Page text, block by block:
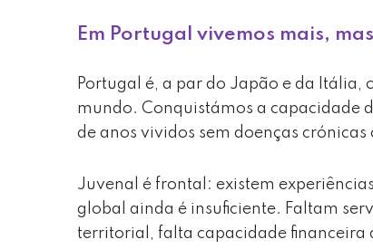
Em Portugal vivemos mais,
Portugal é, a par do Japão e da
mundo. Conquistámos a capacidade
de anos vividos sem doenças
Juvenal é frontal: existem
global ainda é insuficiente. Faltam
territorial, falta capacidade financeira